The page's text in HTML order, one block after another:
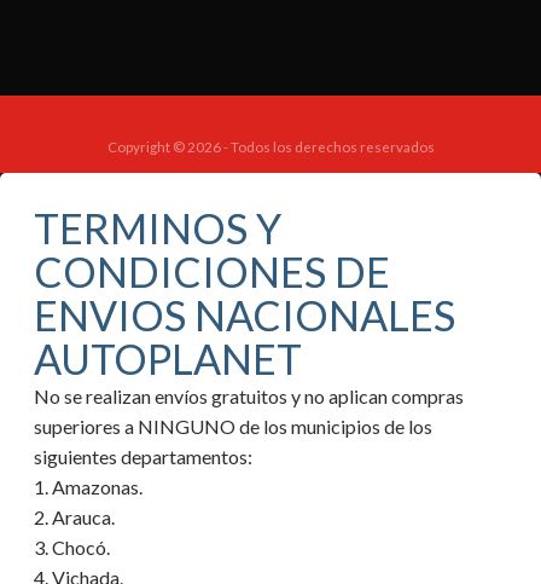
Copyright © 2026 - Todos los derechos reservados
TERMINOS Y
CONDICIONES DE
ENVIOS NACIONALES
AUTOPLANET
No se realizan envíos gratuitos y no aplican compras
superiores a NINGUNO de los municipios de los
siguientes departamentos:
1. Amazonas.
2. Arauca.
3. Chocó.
4. Vichada.